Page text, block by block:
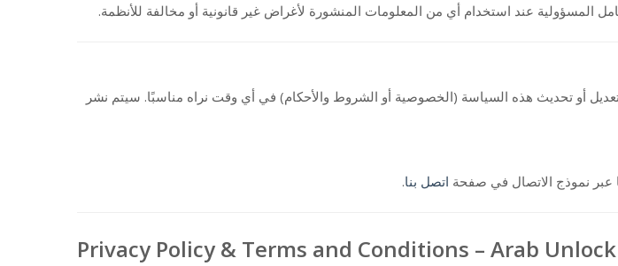
المسؤولية عند استخدام أي من المعلومات المنشورة لأغراض غير قانونية أو مخالفة للأنظمة.
أو تحديث هذه السياسة (الخصوصية أو الشروط والأحكام) في أي وقت نراه مناسبًا. سيتم نشر
عبر نموذج الاتصال في صفحة اتصل بنا.
Privacy Policy & Terms and Conditions – Arab Unlock